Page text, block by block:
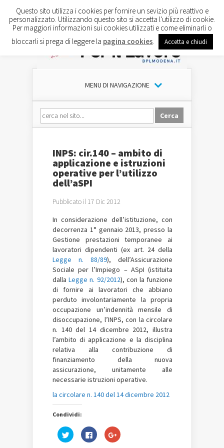
MENU DI NAVIGAZIONE
INPS: cir.140 – ambito di
applicazione e istruzioni
operative per l’utilizzo
dell’aSPI
Pubblicato il 17 Dic 2012
In considerazione dell’istituzione, con
decorrenza 1° gennaio 2013, presso la
Gestione prestazioni temporanee ai
lavoratori dipendenti (ex art. 24 della
Legge n. 88/89), dell’Assicurazione
Sociale per l’Impiego – ASpI (istituita
dallaLegge n. 92/2012), con la funzione
di fornire ai lavoratori che abbiano
perduto involontariamente la propria
occupazione un’indennità mensile di
disoccupazione, l’INPS, con la circolare
n. 140 del 14 dicembre 2012, illustra
l’ambito di applicazione e la disciplina
relativa alla contribuzione di
finanziamento della nuova
assicurazione, unitamente alle
necessarie istruzioni operative.
la circolare n. 140 del 14 dicembre 2012
Condividi:
Fai
clic
Fai
clic
Fai
clic
Questo sito utilizza i cookies per fornire un sevizio più reattivo e
personalizzato. Utilizzando questo sito si accetta l'utilizzo di cookie.
Per maggiori informazioni sui cookies utilizzati e come eliminarli o
bloccarli si prega di leggere la pagina cookies Accetta e chiudi